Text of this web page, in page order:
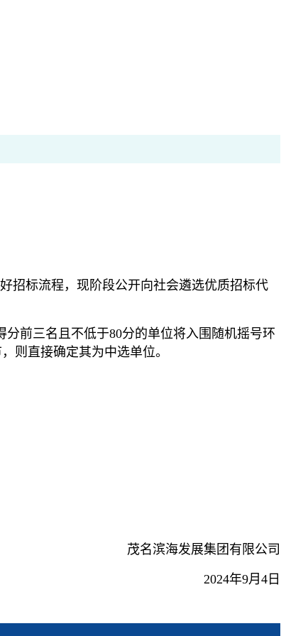
标流程，现阶段公开向社会遴选优质招标代
前三名且不低于80分的单位将入围随机摇号环
则直接确定其为中选单位。
茂名滨海发展集团有限公司
2024年9月4日